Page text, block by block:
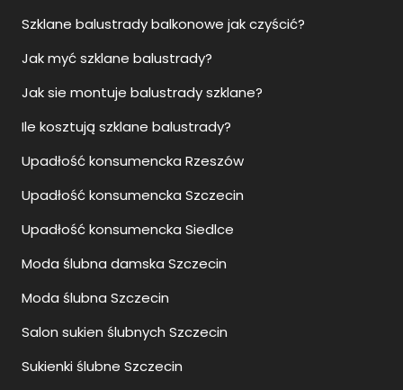
Szklane balustrady balkonowe jak czyścić?
Jak myć szklane balustrady?
Jak sie montuje balustrady szklane?
Ile kosztują szklane balustrady?
Upadłość konsumencka Rzeszów
Upadłość konsumencka Szczecin
Upadłość konsumencka Siedlce
Moda ślubna damska Szczecin
Moda ślubna Szczecin
Salon sukien ślubnych Szczecin
Sukienki ślubne Szczecin